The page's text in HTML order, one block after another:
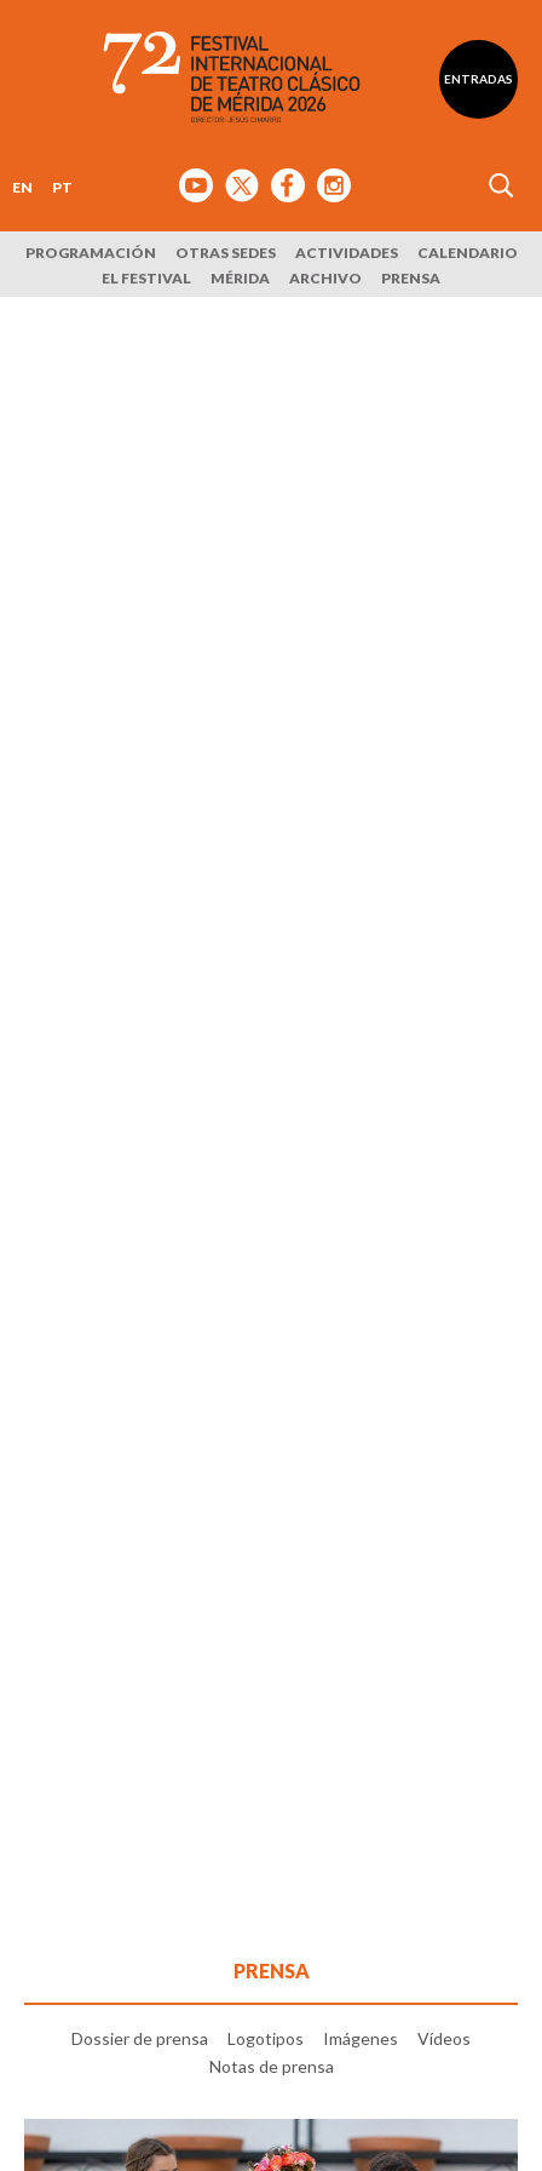
ENTRADAS
EN PT
PROGRAMACIÓN OTRAS SEDES ACTIVIDADES
CALENDARIO
EL FESTIVAL
MÉRIDA ARCHIVO PRENSA
PRENSA
Dossier de prensa Logotipos Imágenes
Vídeos
Notas de prensa